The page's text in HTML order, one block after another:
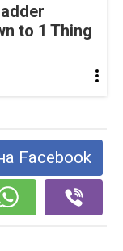
to 1 Thing
Facebook